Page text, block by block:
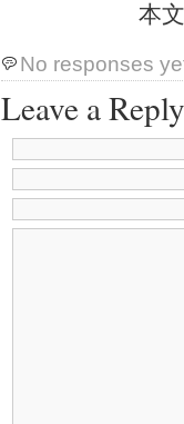
本
No responses
Leave a Reply